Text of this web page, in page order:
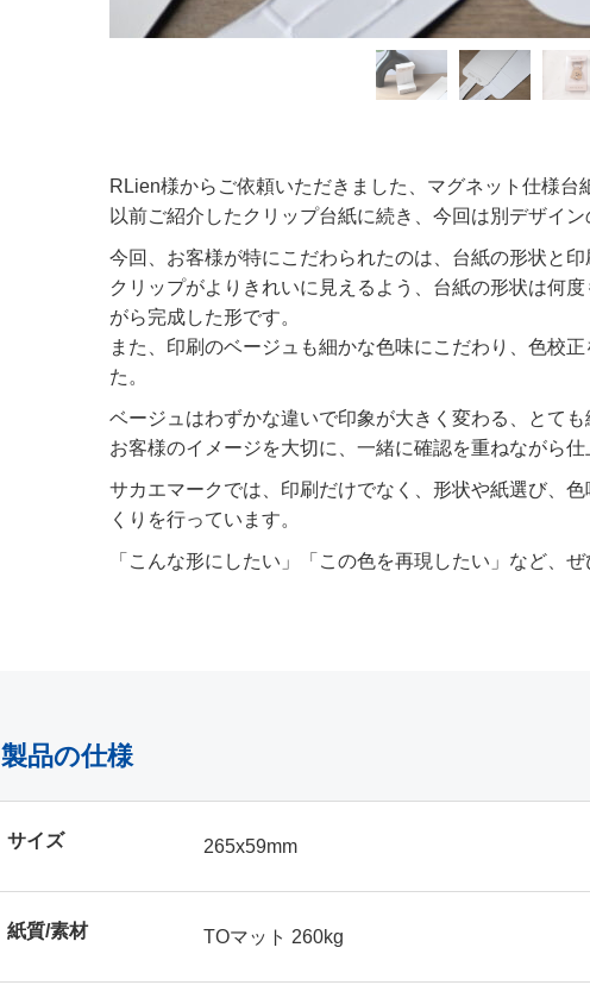
RLien様からご依頼いただきました、マグネット仕様台
以前ご紹介したクリップ台紙に続き、今回は別デザイ
今回、お客様が特にこだわられたのは、台紙の形状と印
クリップがよりきれいに見えるよう、台紙の形状は何
がら完成した形です。
また、印刷のベージュも細かな色味にこだわり、色校
た。
ベージュはわずかな違いで印象が大きく変わる、とても
お客様のイメージを大切に、一緒に確認を重ねながら仕
サカエマークでは、印刷だけでなく、形状や紙選び、
くりを行っています。
「こんな形にしたい」「この色を再現したい」など、
製品の仕様
サイズ 265x59mm
紙質/素材 TOマット 260kg